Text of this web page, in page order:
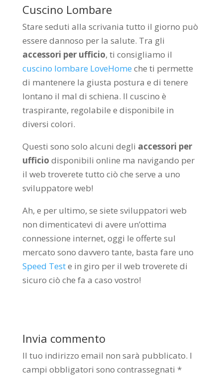
Cuscino Lombare
Stare seduti alla scrivania tutto il giorno può
essere dannoso per la salute. Tra gli
accessori per ufficio, ti consigliamo il
cuscino lombare LoveHome che ti permette
di mantenere la giusta postura e di tenere
lontano il mal di schiena. Il cuscino è
traspirante, regolabile e disponibile in
diversi colori.
Questi sono solo alcuni degli accessori per
ufficio disponibili online ma navigando per
il web troverete tutto ciò che serve a uno
sviluppatore web!
Ah, e per ultimo, se siete sviluppatori web
non dimenticatevi di avere un’ottima
connessione internet, oggi le offerte sul
mercato sono davvero tante, basta fare uno
Speed Teste in giro per il web troverete di
sicuro ciò che fa a caso vostro!
Invia commento
Il tuo indirizzo email non sarà pubblicato. I
campi obbligatori sono contrassegnati *